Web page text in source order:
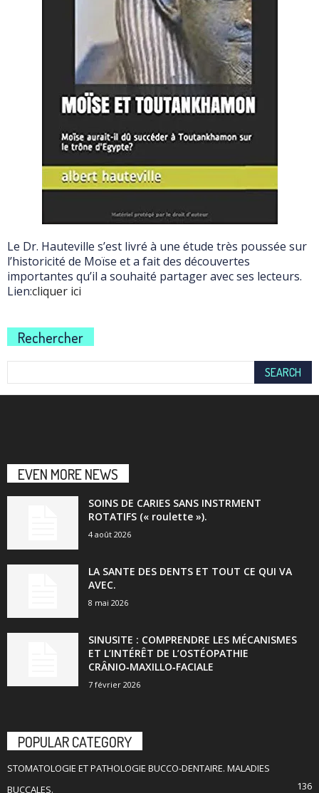
Le Dr. Hauteville s’est livré à une étude très poussée sur
l’historicité de Moïse et a fait des découvertes
importantes qu’il a souhaité partager avec ses lecteurs.
Lien:cliquer ici
Rechercher
EVEN MORE NEWS
SOINS DE CARIES SANS INSTRMENT
ROTATIFS (« roulette »).
4 août 2026
LA SANTE DES DENTS ET TOUT CE QUI VA
AVEC.
8 mai 2026
SINUSITE : COMPRENDRE LES MÉCANISMES
ET L’INTÉRÊT DE L’OSTÉOPATHIE
CRÂNIO‑MAXILLO‑FACIALE
7 février 2026
POPULAR CATEGORY
STOMATOLOGIE ET PATHOLOGIE BUCCO-DENTAIRE. MALADIES
BUCCALES.
136